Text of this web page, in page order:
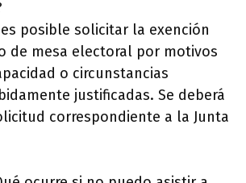
posible solicitar la exención
de mesa electoral por motivos
o circunstancias
justificadas. Se deberá
correspondiente a la Junta